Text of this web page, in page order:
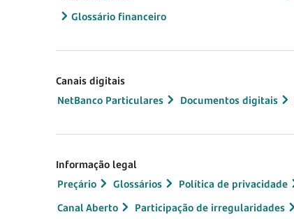
Glossário financeiro
Canais digitais
NetBanco Particulares
Documentos digitais
Informação legal
Preçário
Glossários Política de privacidade
Canal Aberto
Participação de irregularidades